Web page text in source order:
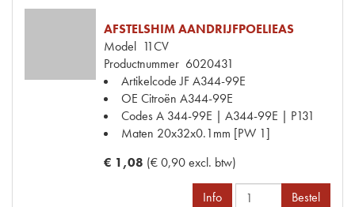
AFSTELSHIM AANDRIJFPOELIEAS
Model 11CV
Productnummer 6020431
Artikelcode JFA344-99E
OE Citroën A344-99E
CodesA 344-99E | A344-99E | P131
Maten 20x32x0.1mm [PW 1]
€ 1,08 (€ 0,90 excl. btw)
Info Bestel